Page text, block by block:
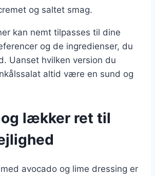
og saltet smag.
kan nemt tilpasses til dine
og de ingredienser, du
Uanset hvilken version du
altid være en sund og
og lækker ret til
avocado og lime dressing er